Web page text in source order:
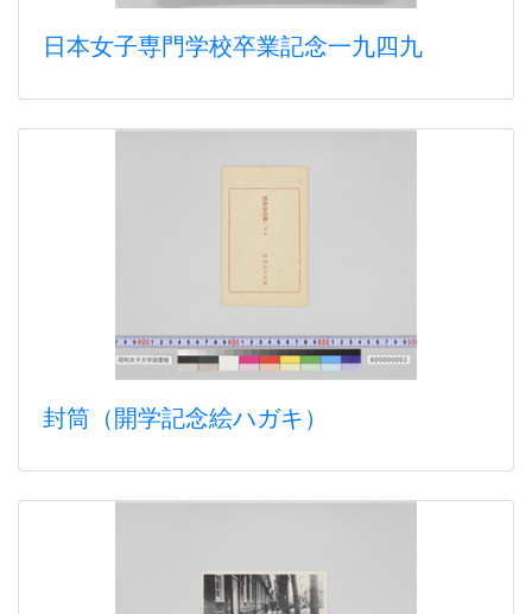
日本女子専門学校卒業記念一九四九
封筒（開学記念絵ハガキ）